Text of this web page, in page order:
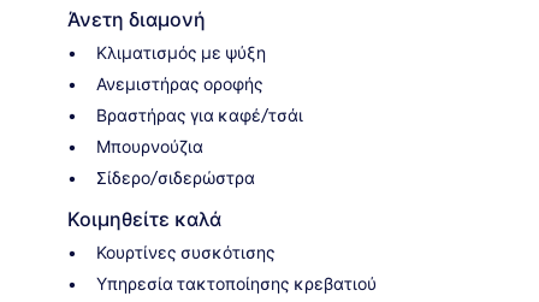
Άνετη διαμονή
Κλιματισμός με ψύξη
Ανεμιστήρας οροφής
Βραστήρας για καφέ/τσάι
Μπουρνούζια
Σίδερο/σιδερώστρα
Κοιμηθείτε καλά
Κουρτίνες συσκότισης
Υπηρεσία τακτοποίησης κρεβατιού